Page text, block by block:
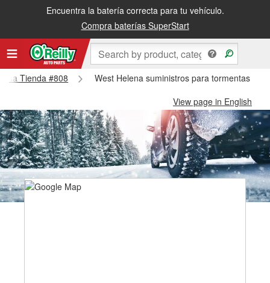
Encuentra la batería correcta para tu vehículo.
Compra baterías SuperStart
Tienda #808
West Helena suministros para tormentas de
View page in English